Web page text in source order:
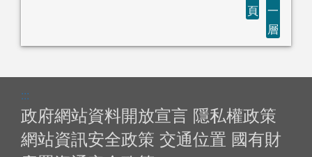
頁 一
層
:::
政府網站資料開放宣言 隱私權政策
網站資訊安全政策 交通位置 國有財